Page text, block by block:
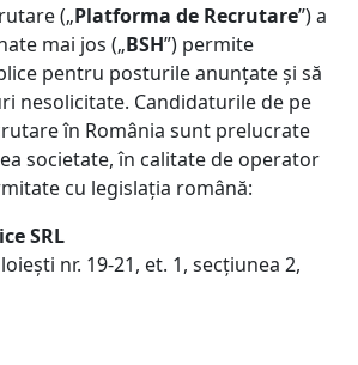
(„Platforma de Recrutare”) a
mai jos („BSH”) permite
pentru posturile anunțate și să
nesolicitate. Candidaturile de pe
în România sunt prelucrate
societate, în calitate de operator
cu legislația română:
SRL
nr. 19-21, et. 1, secțiunea 2,